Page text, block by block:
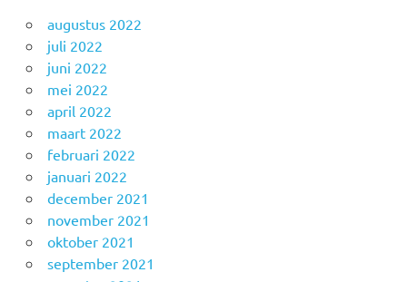
augustus 2022
juli 2022
juni 2022
mei 2022
april 2022
maart 2022
februari 2022
januari 2022
december 2021
november 2021
oktober 2021
september 2021